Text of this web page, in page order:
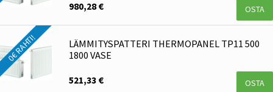
980,28 € OSTA
0€ RAHTI!
LÄMMITYSPATTERI THERMOPANEL TP11 500
1800 VASE
521,33 € OSTA